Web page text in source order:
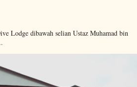
Lodge dibawah selian Ustaz Muhamad bin